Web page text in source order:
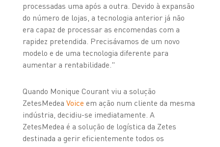
processadas uma após a outra. Devido à expansão
do número de lojas, a tecnologia anterior já não
era capaz de processar as encomendas com a
rapidez pretendida. Precisávamos de um novo
modelo e de uma tecnologia diferente para
aumentar a rentabilidade."
Quando Monique Courant viu a solução
ZetesMedea Voice em ação num cliente da mesma
indústria, decidiu-se imediatamente. A
ZetesMedea é a solução de logística da Zetes
destinada a gerir eficientemente todos os